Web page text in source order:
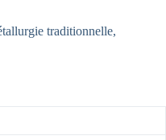
traditionnelle,